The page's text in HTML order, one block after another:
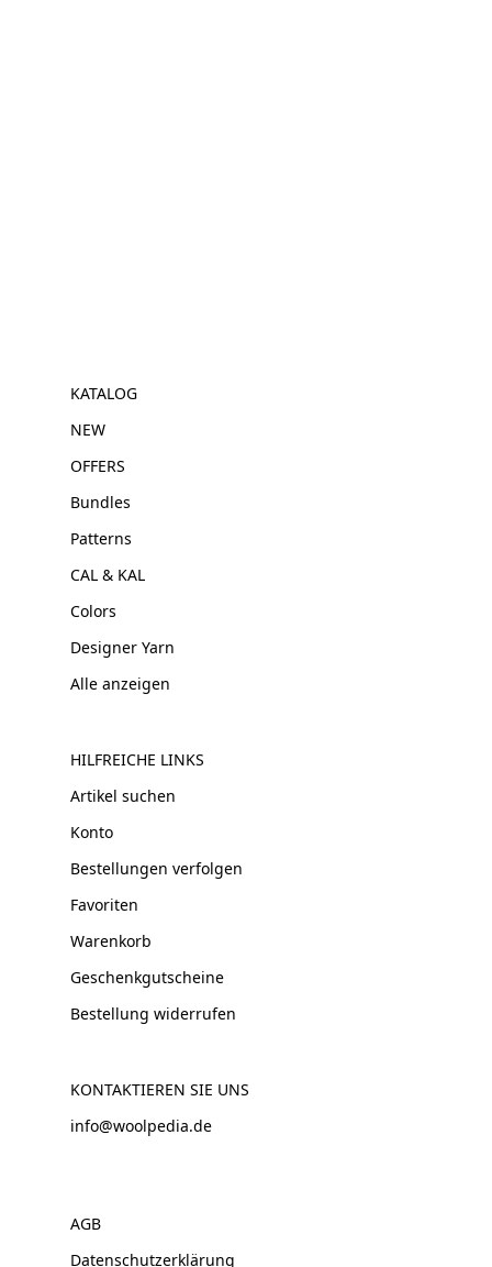
KATALOG
NEW
OFFERS
Bundles
Patterns
CAL & KAL
Colors
Designer Yarn
Alle anzeigen
HILFREICHE LINKS
Artikel suchen
Konto
Bestellungen verfolgen
Favoriten
Warenkorb
Geschenkgutscheine
Bestellung widerrufen
KONTAKTIEREN SIE UNS
info@woolpedia.de
AGB
Datenschutzerklärung